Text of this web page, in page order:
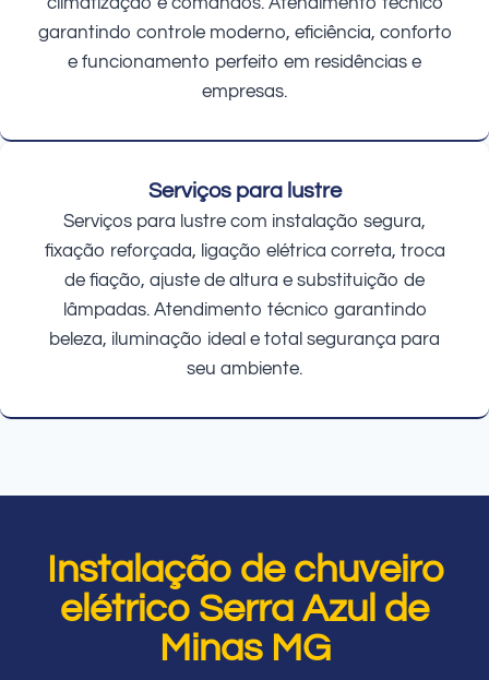
garantindo controle moderno, eficiência, conforto
e funcionamento perfeito em residências e
empresas.
Serviços para lustre
Serviços para lustre com instalação segura,
fixação reforçada, ligação elétrica correta, troca
de fiação, ajuste de altura e substituição de
lâmpadas. Atendimento técnico garantindo
beleza, iluminação ideal e total segurança para
seu ambiente.
Instalação de chuveiro
elétrico Serra Azul de
Minas MG